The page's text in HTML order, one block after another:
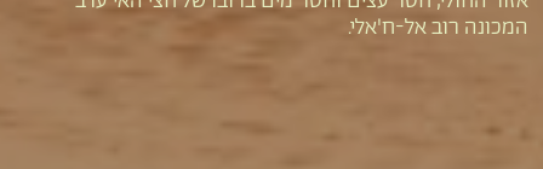
המכונה רוב אל-ח'אלי.